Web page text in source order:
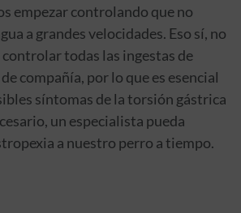
empezar controlando que no
a grandes velocidades. Eso sí, no
todas las ingestas de
compañía, por lo que es esencial
síntomas de la torsión gástrica
un especialista pueda
a nuestro perro a tiempo.